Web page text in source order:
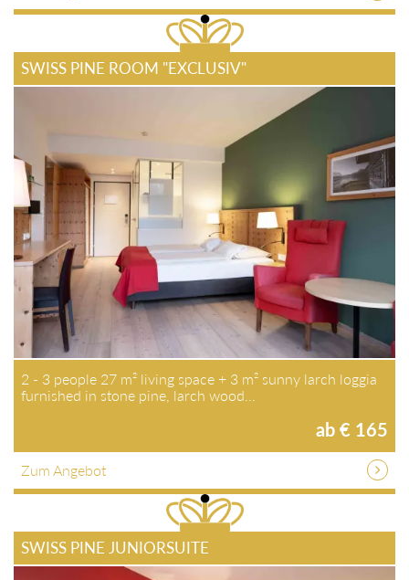
SWISS PINE ROOM "EXCLUSIV"
2 - 3 people 27 m² living space + 3 m² sunny larch loggia
furnished in stone pine, larch wood…
ab € 165
Zum Angebot
SWISS PINE JUNIORSUITE